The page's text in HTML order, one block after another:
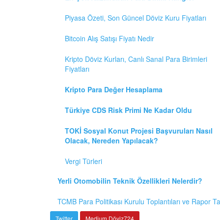
Piyasa Özeti, Son Güncel Döviz Kuru Fiyatları
Bitcoin Alış Satışı Fiyatı Nedir
Kripto Döviz Kurları, Canlı Sanal Para Birimleri
Fiyatları
Kripto Para Değer Hesaplama
Türkiye CDS Risk Primi Ne Kadar Oldu
TOKİ Sosyal Konut Projesi Başvuruları Nasıl
Olacak, Nereden Yapılacak?
Vergi Türleri
Yerli Otomobilin Teknik Özellikleri Nelerdir?
TCMB Para Politikası Kurulu Toplantıları ve Rapor
Twitter Medium Döviz724